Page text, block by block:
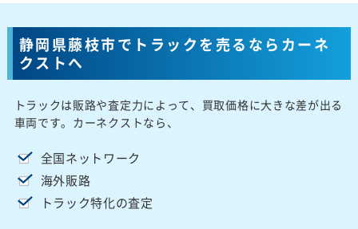
静岡県藤枝市でトラックを売るならカーネ
クストへ
トラックは販路や査定力によって、買取価格に大きな差が出る
車両です。カーネクストなら、
全国ネットワーク
海外販路
トラック特化の査定